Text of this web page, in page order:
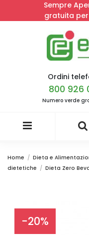
Sempre
gratuita
Ordini
800 926
Numero verde
Home Dieta e
dietetiche
Dieta Zero
-20%